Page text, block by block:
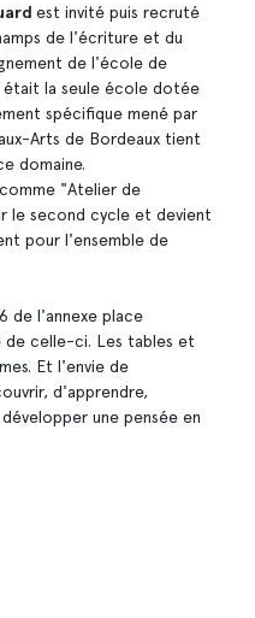
est invité puis recruté
de l'écriture et du
de l'école de
était la seule école dotée
spécifique mené par
Arts de Bordeaux tient
domaine.
"Atelier de
le second cycle et devient
pour l'ensemble de
de l'annexe place
de celle-ci. Les tables et
Et l'envie de
d'apprendre,
une pensée en